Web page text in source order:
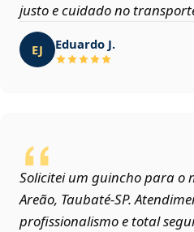
justo e cuidado no
EJ Eduardo J.
Solicitei um guincho para o
Areão, Taubaté‑SP.
profissionalismo e total